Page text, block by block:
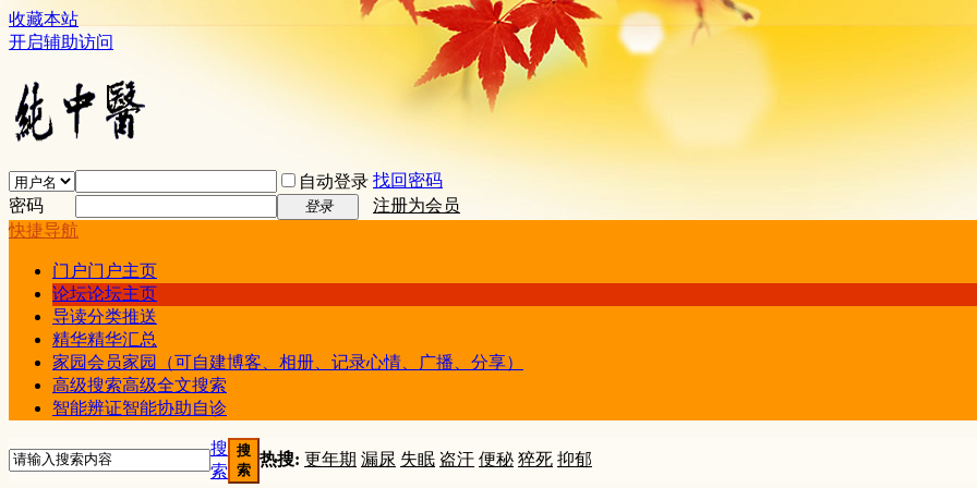
收藏本站
开启辅助访问
自动登录 找回密码
密码
登录
注册为会员
快捷导航
门户门户主页
论坛论坛主页
导读分类推送
精华精华汇总
家园会员家园（可自建博客、相册、记录心情、广播、分享）
高级搜索高级全文搜索
智能辨证智能协助自诊
搜
索
搜
索
热搜: 更年期 漏尿 失眠 盗汗 便秘 猝死 抑郁